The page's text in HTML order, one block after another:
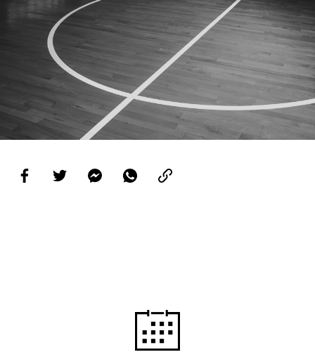
PROJETOS
LIGA BETCLIC MASCULINA
LIGA BETCLIC FEMININA